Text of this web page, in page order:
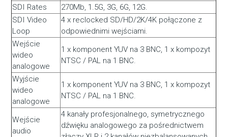
SDI Rates
270Mb, 1.5G, 3G, 6G, 12G.
SDI Video
Loop
4 x reclocked SD/HD/2K/4K połączone z
odpowiednimi wejściami.
Wejście
wideo
analogowe
1 x komponent YUV na 3 BNC, 1 x kompozyt
NTSC / PAL na 1 BNC.
Wyjście
wideo
analogowe
1 x komponent YUV na 3 BNC, 1 x kompozyt
NTSC / PAL na 1 BNC.
Wejście
audio
4 kanały profesjonalnego, symetrycznego
dźwięku analogowego za pośrednictwem